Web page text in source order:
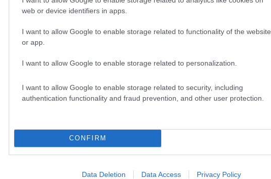
web or device identifiers in apps.
I want to allow Google to enable storage related to functionality of the website
or app.
I want to allow Google to enable storage related to personalization.
I want to allow Google to enable storage related to security, including
authentication functionality and fraud prevention, and other user protection.
CONFIRM
Data Deletion Data Access Privacy Policy
Alain Prost véleménye szerint, Lewis Hamilton ebben a szezonban ismét
Michael Schumacherrel. „Ahogyan Lewis vezet, és a bizalom a Mercedes
csapatával, illetve a tény, hogy 2021-ben csak nagyon kis változások
lesznek az autók terén, nagyon [&hellip;]